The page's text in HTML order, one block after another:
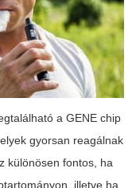
a GENE chip
gyorsan reagálnak
különösen fontos, ha
illetve ha